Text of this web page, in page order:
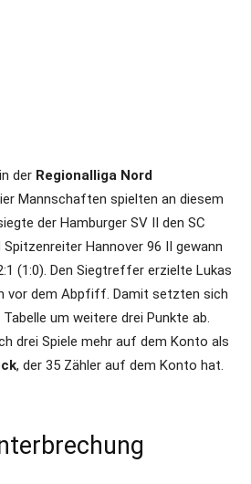
der Regionalliga Nord
Mannschaften spielten an diesem
der Hamburger SV II den SC
Hannover 96 II gewann
(1:0). Den Siegtreffer erzielte Lukas
vor dem Abpfiff. Damit setzten sich
um weitere drei Punkte ab.
drei Spiele mehr auf dem Konto als
, der 35 Zähler auf dem Konto hat.